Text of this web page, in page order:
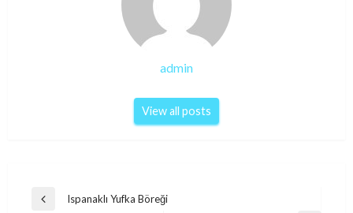
admin
View all posts
Post
Previous
Ispanaklı Yufka Böreği